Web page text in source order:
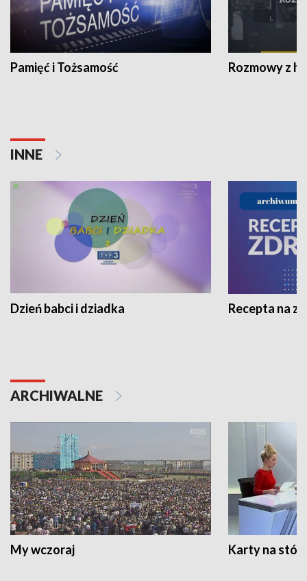
Pamięć i Tożsamość Rozmowy z
INNE
Dzień babci i dziadka Recepta na
ARCHIWALNE
My wczoraj Karty na